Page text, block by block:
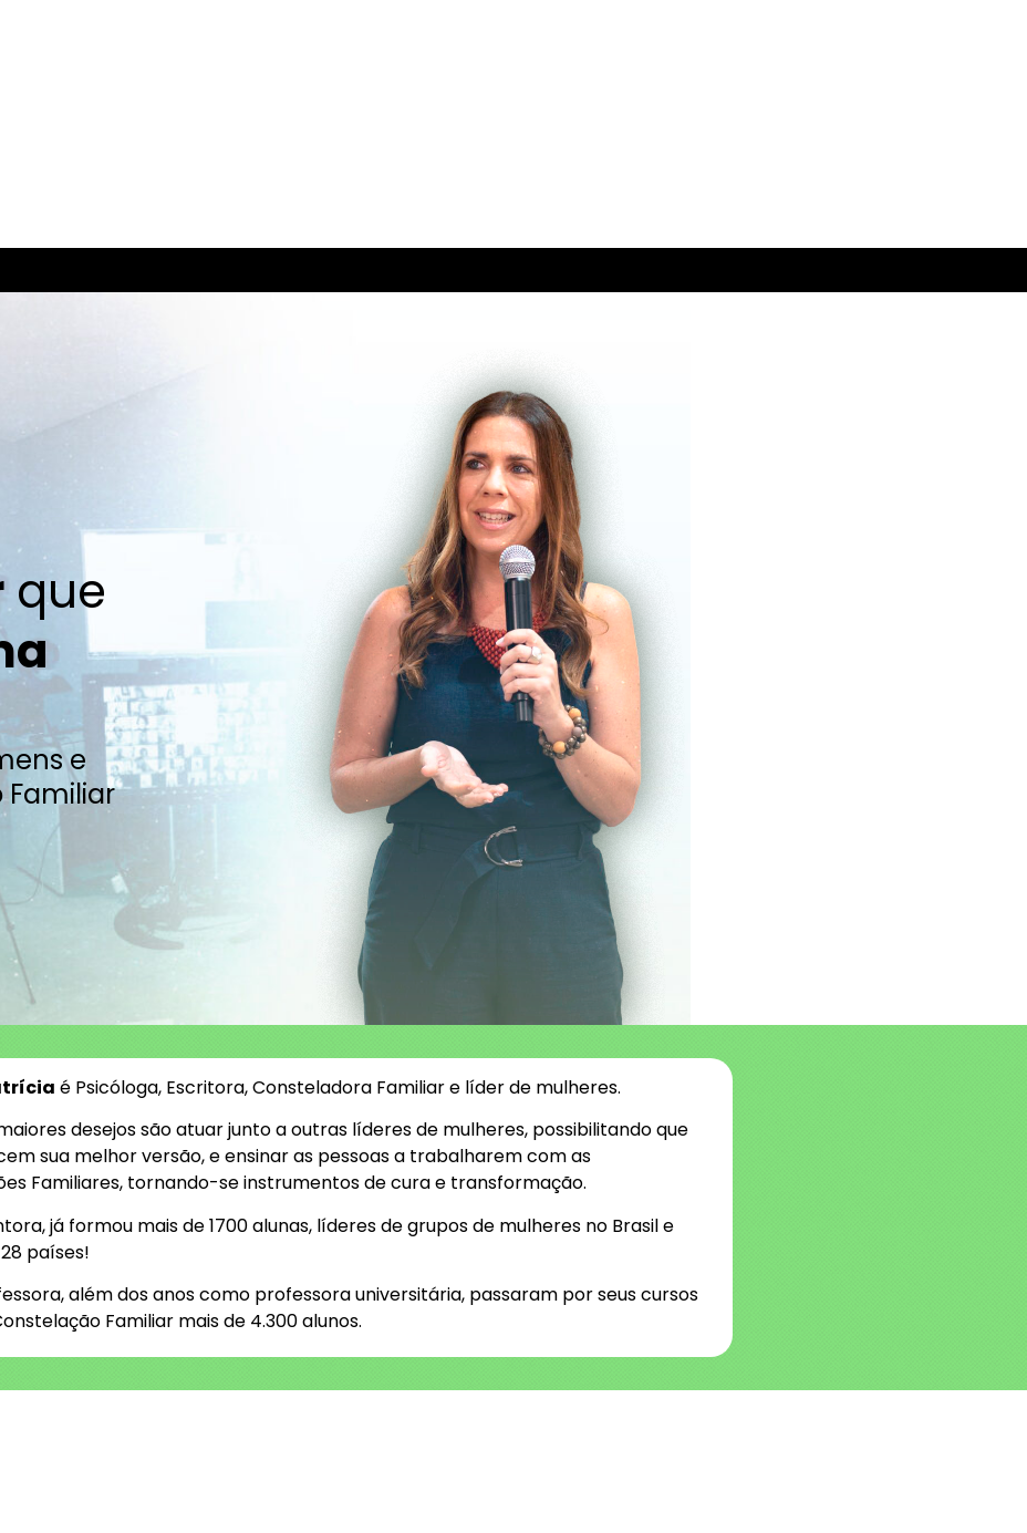
que
e
é Psicóloga, Escritora, Consteladora Familiar e líder de mulheres.
desejos são atuar junto a outras líderes de mulheres,possibilitando que
sua melhor versão,e ensinar as pessoas a trabalharem com as
Familiares, tornando-se instrumentos de cura e transformação.
já formou mais de 1700 alunas, líderes de grupos de mulheres no Brasil e
8países!
além dos anos como professora universitária, passaram por seus cursos
Familiar mais de 4.300 alunos.